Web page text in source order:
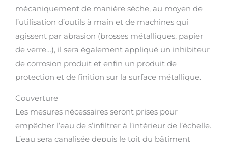
mécaniquement de manière sèche, au moyen de
l’utilisation d’outils à main et de machines qui
agissent par abrasion (brosses métalliques, papier
de verre…), il sera également appliqué un inhibiteur
de corrosion produit et enfin un produit de
protection et de finition sur la surface métallique.
Couverture
Les mesures nécessaires seront prises pour
empêcher l’eau de s’infiltrer à l’intérieur de l’échelle.
L’eau sera canalisée depuis le toit du bâtiment